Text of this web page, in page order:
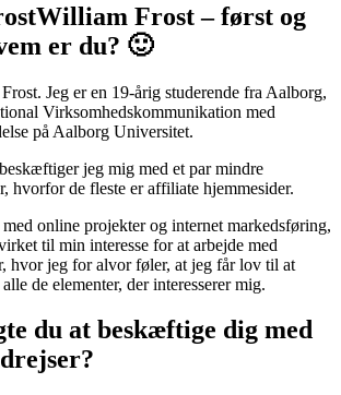
William Frost – først og
er du? 🙂
Jeg er en 19-årig studerende fra Aalborg,
Virksomhedskommunikation med
på Aalborg Universitet.
jeg mig med et par mindre
hvorfor de fleste er affiliate hjemmesider.
med online projekter og internet markedsføring,
til min interesse for at arbejde med
hvor jeg for alvor føler, at jeg får lov til at
de elementer, der interesserer mig.
du at beskæftige dig med